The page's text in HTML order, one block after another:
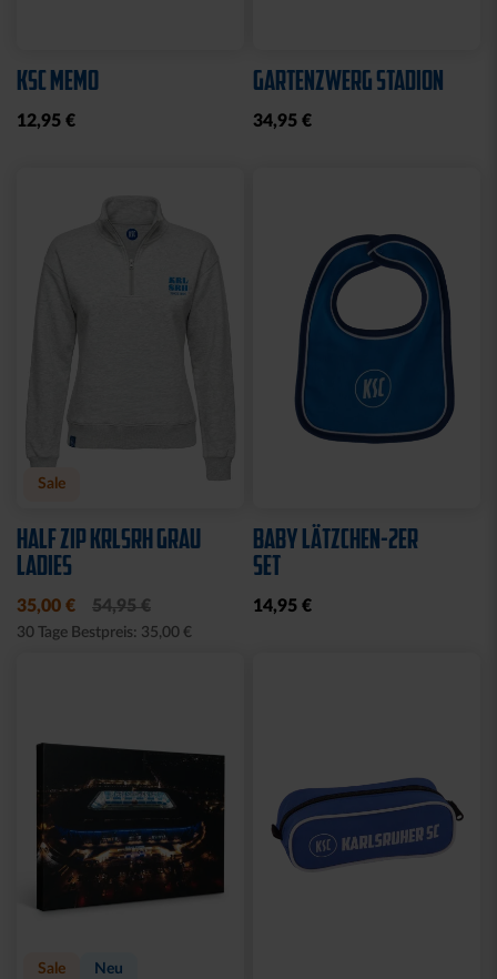
KSC MEMO
12,95 €
GARTENZWERG STADION
34,95 €
Sale
HALF ZIP KRLSRH GRAU
LADIES
35,00 € 54,95 €
30 Tage Bestpreis: 35,00 €
BABY LÄTZCHEN-2ER
SET
14,95 €
Sale Neu